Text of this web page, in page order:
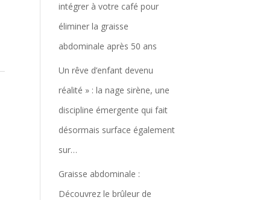
intégrer à votre café pour
éliminer la graisse
abdominale après 50 ans
Un rêve d’enfant devenu
réalité » : la nage sirène, une
discipline émergente qui fait
désormais surface également
sur…
Graisse abdominale :
Découvrez le brûleur de